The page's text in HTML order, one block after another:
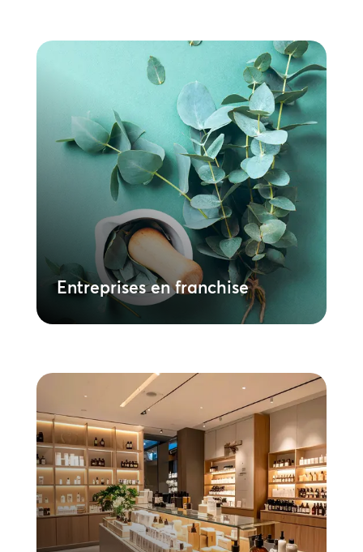
Entreprises en franchise
Entreprises en franchise
Assurez une expérience cohérente de la
marque avec un contrôle local. Imposez
votre parfum signature dans tous les
sites, tandis que la gestion centralisée et
le déploiement simple permettent aux
équipes locales d’assurer le succès de la
promotion.
En savoir plus
Entreprises mondiales
Obtenez une marque sensorielle unifiée
dans l’ensemble de votre présence
mondiale. Déployez un parfum unique et
cohérent à grande échelle. Nos systèmes
intégrés permettent un contrôle précis et
exploitent les données pour optimiser les
stratégies de marketing sensoriel.